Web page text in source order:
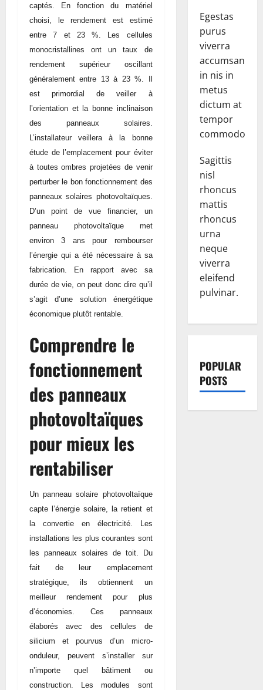
captés. En fonction du matériel
choisi, le rendement est estimé
entre 7 et 23 %. Les cellules
monocristallines ont un taux de
rendement supérieur oscillant
généralement entre 13 à 23 %. Il
est primordial de veiller à
l’orientation et la bonne inclinaison
des panneaux solaires.
L’installateur veillera à la bonne
étude de l’emplacement pour éviter
à toutes ombres projetées de venir
perturber le bon fonctionnement des
panneaux solaires photovoltaïques.
D’un point de vue financier, un
panneau photovoltaïque met
environ 3 ans pour rembourser
l’énergie qui a été nécessaire à sa
fabrication. En rapport avec sa
durée de vie, on peut donc dire qu’il
s’agit d’une solution énergétique
économique plutôt rentable.
Comprendre le
fonctionnement
des panneaux
photovoltaïques
pour mieux les
rentabiliser
Un panneau solaire photovoltaïque
capte l’énergie solaire, la retient et
la convertie en électricité. Les
installations les plus courantes sont
les panneaux solaires de toit. Du
fait de leur emplacement
stratégique, ils obtiennent un
meilleur rendement pour plus
d’économies. Ces panneaux
élaborés avec des cellules de
silicium et pourvus d’un micro-
onduleur, peuvent s’installer sur
n’importe quel bâtiment ou
construction. Les modules sont
Egestas
purus
viverra
accumsan
in nis in
metus
dictum at
tempor
commodo.
Sagittis
nisl
rhoncus
mattis
rhoncus
urna
neque
viverra
eleifend
pulvinar.
POPULAR
POSTS